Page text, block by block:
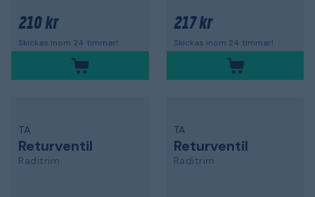
210 kr
Skickas inom 24 timmar!
217 kr
Skickas inom 24 timmar!
TA
Returventil
Raditrim
TA
Returventil
Raditrim